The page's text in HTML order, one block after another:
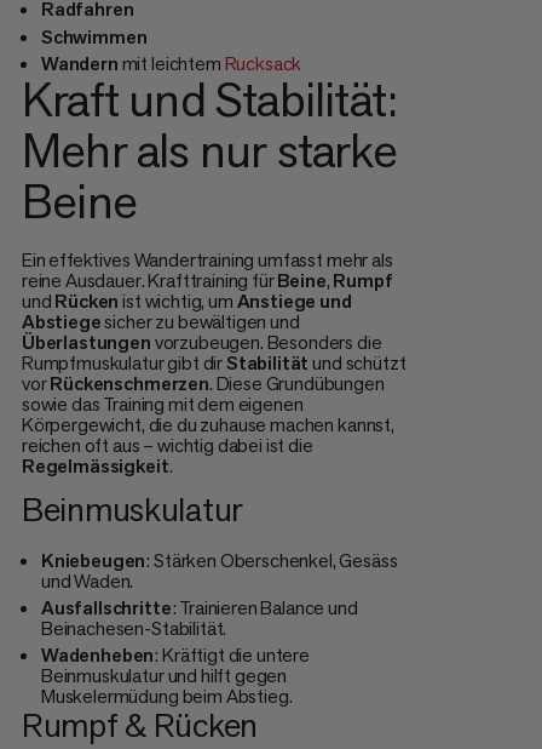
Radfahren
Schwimmen
Wandernmit leichtemRucksack
Kraft und Stabilität:
Mehr als nur starke
Beine
Ein effektives Wandertraining umfasst mehr als
reine Ausdauer. Krafttraining fürBeine,Rumpf
undRückenist wichtig, umAnstiege und
Abstiegesicher zu bewältigen und
Überlastungenvorzubeugen. Besonders die
Rumpfmuskulatur gibt dirStabilitätund schützt
vorRückenschmerzen. Diese Grundübungen
sowie das Training mit dem eigenen
Körpergewicht, die du zuhause machen kannst,
reichen oft aus – wichtig dabei ist die
Regelmässigkeit.
Beinmuskulatur
Kniebeugen: Stärken Oberschenkel, Gesäss
und Waden.
Ausfallschritte: Trainieren Balance und
Beinachesen-Stabilität.
Wadenheben: Kräftigt die untere
Beinmuskulatur und hilft gegen
Muskelermüdung beim Abstieg.
Rumpf & Rücken